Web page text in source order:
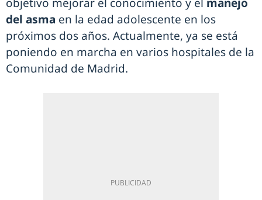
del asma en la edad adolescente en los
próximos dos años. Actualmente, ya se está
poniendo en marcha en varios hospitales de la
Comunidad de Madrid.